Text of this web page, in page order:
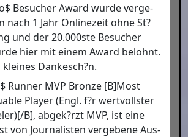
Besu­cher Award wur­de ver­ge­
nach 1 Jahr Online­zeit ohne St?
und der 20.000ste Besu­cher
hier mit einem Award belohnt.
klei­nes Dankesch?n.
Run­ner MVP Bron­ze [B]Most
Play­er (Engl. f?r wert­volls­ter
B], abgek?rzt MVP, ist eine
von Jour­na­lis­ten ver­ge­be­ne Aus­